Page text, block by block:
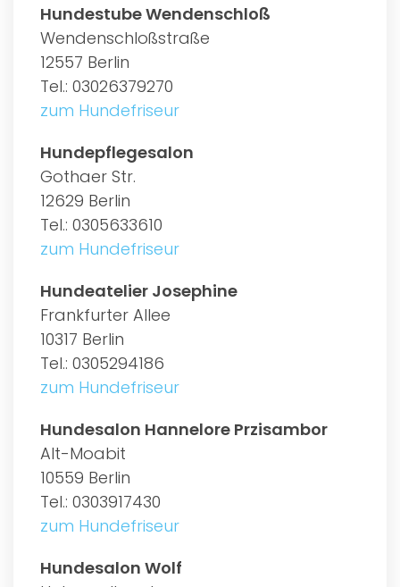
Hundestube Wendenschloß
Wendenschloßstraße
12557 Berlin
Tel.: 03026379270
zum Hundefriseur
Hundepflegesalon
Gothaer Str.
12629 Berlin
Tel.: 0305633610
zum Hundefriseur
Hundeatelier Josephine
Frankfurter Allee
10317 Berlin
Tel.: 0305294186
zum Hundefriseur
Hundesalon Hannelore Przisambor
Alt-Moabit
10559 Berlin
Tel.: 0303917430
zum Hundefriseur
Hundesalon Wolf